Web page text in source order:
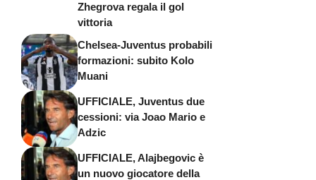
Zhegrova regala il gol
vittoria
Chelsea-Juventus probabili
formazioni: subito Kolo
Muani
UFFICIALE, Juventus due
cessioni: via Joao Mario e
Adzic
UFFICIALE, Alajbegovic è
un nuovo giocatore della